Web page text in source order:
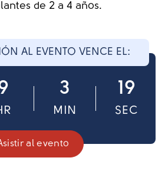
de 2 a 4 años.
AL EVENTO VENCE EL:
3
MIN
18
SEC
al evento